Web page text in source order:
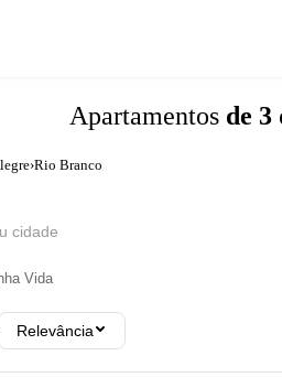
Apartamentos de 3
›Rio Branco
Vida
Relevância